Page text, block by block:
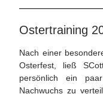
Ostertraining
Nach einer
Osterfest, ließ
persönlich ein
Nachwuchs zu